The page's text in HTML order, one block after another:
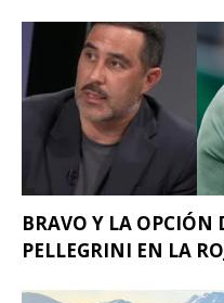
BRAVO Y LA OPCIÓN
PELLEGRINI EN LA